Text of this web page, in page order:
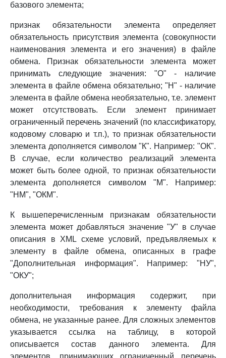
базового элемента;
признак обязательности элемента определяет
обязательность присутствия элемента (совокупности
наименования элемента и его значения) в файле
обмена. Признак обязательности элемента может
принимать следующие значения: "О" - наличие
элемента в файле обмена обязательно; "Н" - наличие
элемента в файле обмена необязательно, т.е. элемент
может отсутствовать. Если элемент принимает
ограниченный перечень значений (по классификатору,
кодовому словарю и т.п.), то признак обязательности
элемента дополняется символом "К". Например: "ОК".
В случае, если количество реализаций элемента
может быть более одной, то признак обязательности
элемента дополняется символом "М". Например:
"НМ", "ОКМ".
К вышеперечисленным признакам обязательности
элемента может добавляться значение "У" в случае
описания в XML схеме условий, предъявляемых к
элементу в файле обмена, описанных в графе
"Дополнительная информация". Например: "НУ",
"ОКУ";
дополнительная информация содержит, при
необходимости, требования к элементу файла
обмена, не указанные ранее. Для сложных элементов
указывается ссылка на таблицу, в которой
описывается состав данного элемента. Для
элементов, принимающих ограниченный перечень